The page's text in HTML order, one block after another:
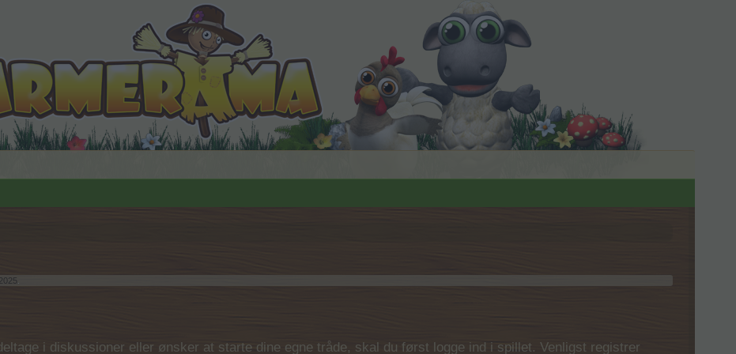
i diskussioner eller ønsker at starte dine egne tråde, skal du først logge ind i spillet. Venligst registrer